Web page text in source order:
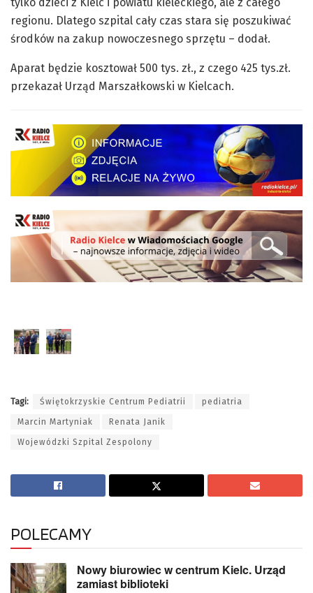
regionu. Dlatego szpital cały czas stara się poszukiwać
środków na zakup nowoczesnego sprzętu – dodał.
Aparat będzie kosztował 500 tys. zł., z czego 425 tys.zł.
przekazał Urząd Marszałkowski w Kielcach.
Tagi: Świętokrzyskie Centrum Pediatrii pediatria
Marcin Martyniak Renata Janik
Wojewódzki Szpital Zespolony
POLECAMY
Nowy biurowiec w centrum Kielc. Urząd
zamiast biblioteki